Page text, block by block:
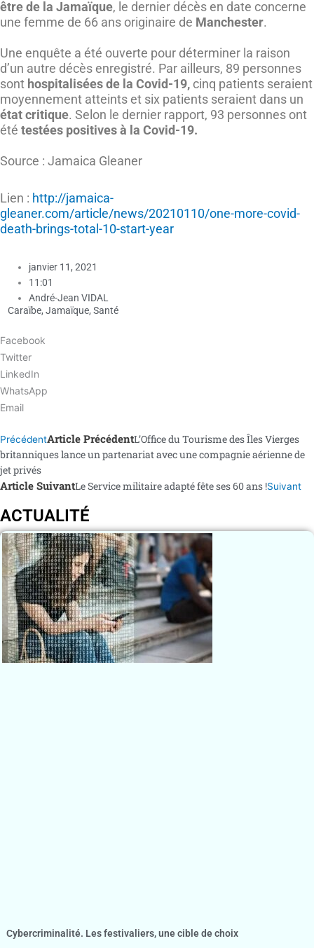
être de la Jamaïque, le dernier décès en date concerne
une femme de 66 ans originaire de Manchester.
Une enquête a été ouverte pour déterminer la raison
d’un autre décès enregistré. Par ailleurs, 89 personnes
sont hospitalisées de la Covid-19, cinq patients seraient
moyennement atteints et six patients seraient dans un
état critique. Selon le dernier rapport, 93 personnes ont
été testées positives à la Covid-19.
Source : Jamaica Gleaner
Lien : http://jamaica-
gleaner.com/article/news/20210110/one-more-covid-
death-brings-total-10-start-year
janvier 11, 2021
11:01
André-Jean VIDAL
Caraïbe, Jamaïque, Santé
Facebook
Twitter
LinkedIn
WhatsApp
Email
PrécédentArticle PrécédentL’Office du Tourisme des Îles Vierges
britanniques lance un partenariat avec une compagnie aérienne de
jet privés
Article SuivantLe Service militaire adapté fête ses 60 ans !Suivant
ACTUALITÉ
Cybercriminalité. Les festivaliers, une cible de choix